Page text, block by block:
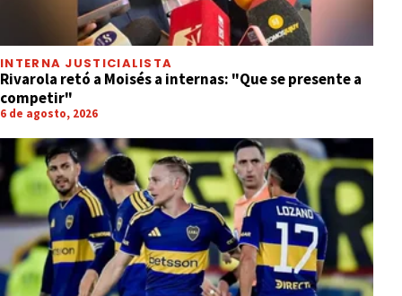
INTERNA JUSTICIALISTA
Rivarola retó a Moisés a internas: "Que se presente a
competir"
6 de agosto, 2026